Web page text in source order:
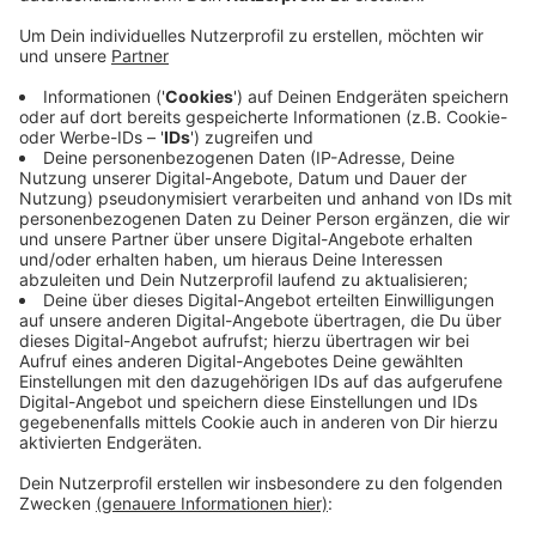
Anzeige
Rund 4.000 Metalfans feierten am vergangenen
Wochenende drei Tage lang auf der Halde
Norddeutschland Bei Neukirchen-Vluyn. Headliner wie
"Kreator" und "The Halo Effect" sorgten demnach für
Highlights. Neu und offenbar beliebt war der
Biergarten mit Ausblick und mehr Streetfood. Auch die
frühe Anreise ab Mittwoch sei gut angekommen. Für
2026 sind Verbesserungen beim Shuttle und ein
größeres Angebot geplant. Die Bandbewerbungen
starten im Herbst.
Anzeige